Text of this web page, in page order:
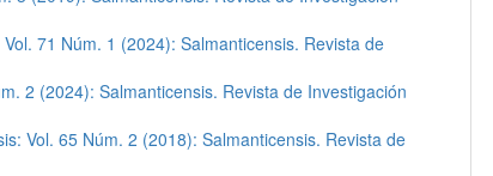
71 Núm. 1 (2024): Salmanticensis. Revista de
2 (2024): Salmanticensis. Revista de Investigación
Vol. 65 Núm. 2 (2018): Salmanticensis. Revista de